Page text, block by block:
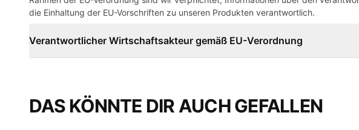
die Einhaltung der EU-Vorschriften zu unseren Produkten verantwortlich.
Verantwortlicher Wirtschaftsakteur gemäß EU-Verordnung
DAS KÖNNTE DIR AUCH GEFALLEN